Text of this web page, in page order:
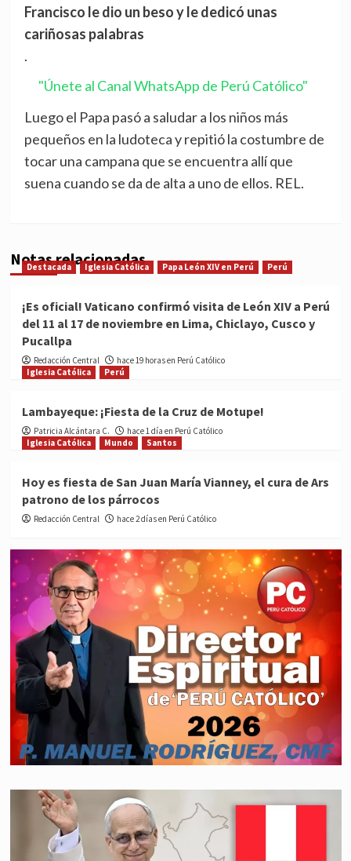
Francisco le dio un beso y le dedicó unas
cariñosas palabras
.
"Únete al Canal WhatsApp de Perú Católico"
Luego el Papa pasó a saludar a los niños más
pequeños en la ludoteca y repitió la costumbre de
tocar una campana que se encuentra allí que
suena cuando se da de alta a uno de ellos. REL.
Notas relacionadas
Destacada Iglesia Católica Papa León XIV en Perú Perú
¡Es oficial! Vaticano confirmó visita de León XIV a Perú
del 11 al 17 de noviembre en Lima, Chiclayo, Cusco y
Pucallpa
Redacción Central
hace 19 horas en Perú Católico
Iglesia Católica
Perú
Lambayeque: ¡Fiesta de la Cruz de Motupe!
Patricia Alcántara C.
hace 1 día en Perú Católico
Iglesia Católica
Mundo Santos
Hoy es fiesta de San Juan María Vianney, el cura de Ars
patrono de los párrocos
Redacción Central hace 2 días en Perú Católico